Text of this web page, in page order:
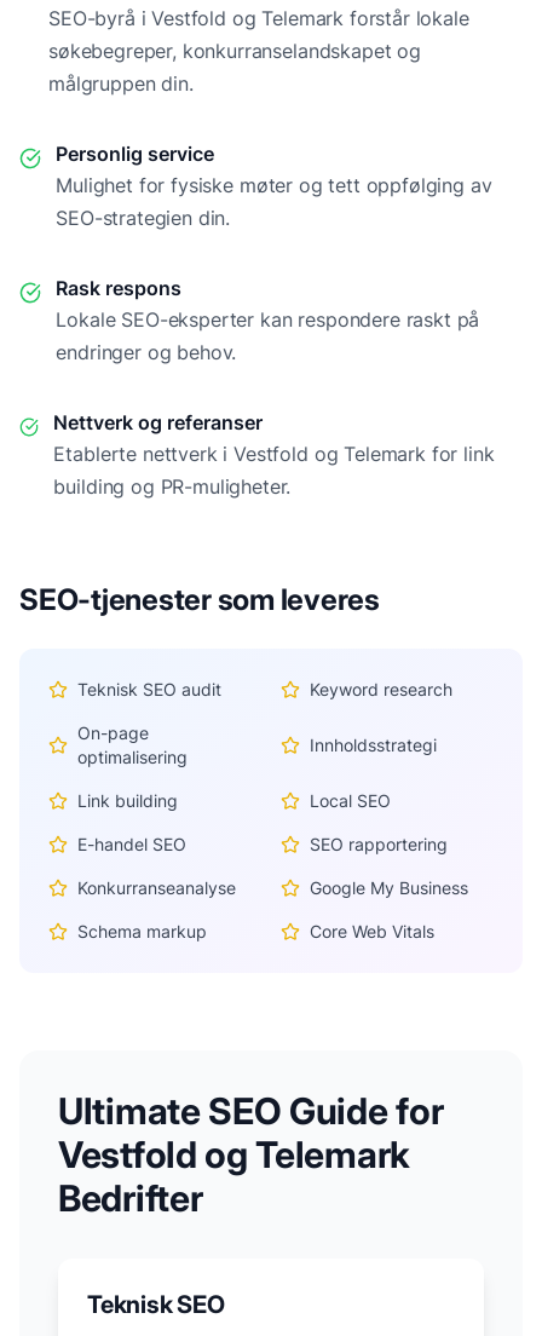
SEO-byrå iVestfold og Telemark forstår lokale
søkebegreper, konkurranselandskapet og
målgruppen din.
Personlig service
Mulighet for fysiske møter og tett oppfølging av
SEO-strategien din.
Rask respons
Lokale SEO-eksperter kan respondere raskt på
endringer og behov.
Nettverk og referanser
Etablerte nettverk iVestfold og Telemark for link
building og PR-muligheter.
SEO-tjenester som leveres
Teknisk SEO audit Keyword research
On-page
optimalisering
Innholdsstrategi
Link building Local SEO
E-handel SEO SEO rapportering
Konkurranseanalyse Google My Business
Schema markup Core Web Vitals
Ultimate SEO Guide for
Vestfold og Telemark
Bedrifter
Teknisk SEO